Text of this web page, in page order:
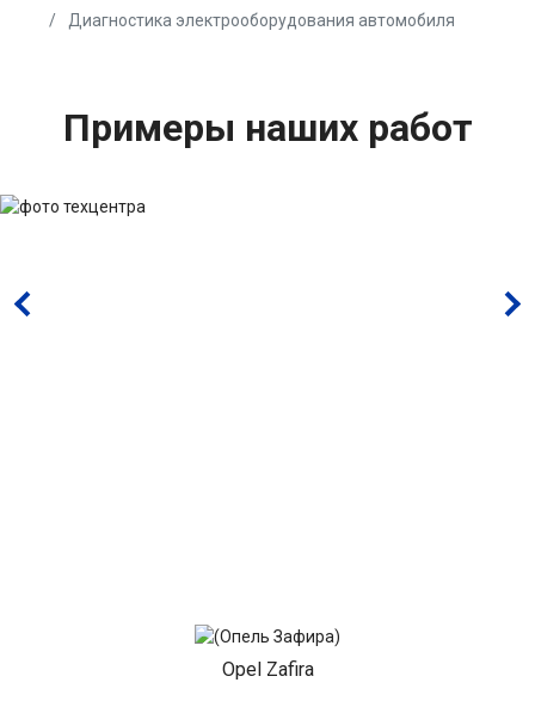
Диагностика электрооборудования автомобиля
Примеры наших работ
Opel Zafira